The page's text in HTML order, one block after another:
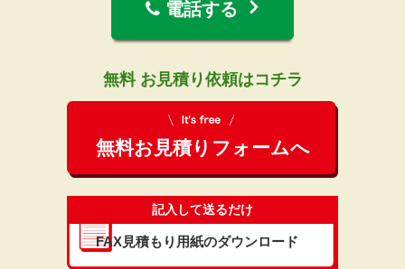
電話する
無料 お見積り依頼はコチラ
無料お見積りフォームへ
記入して送るだけ
FAX見積もり用紙のダウンロード